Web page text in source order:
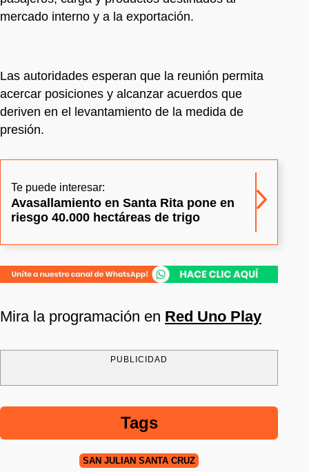
mercado interno y a la exportación.
Las autoridades esperan que la reunión permita
acercar posiciones y alcanzar acuerdos que
deriven en el levantamiento de la medida de
presión.
Te puede interesar:
Avasallamiento en Santa Rita pone en
riesgo 40.000 hectáreas de trigo
Mira la programación en Red Uno Play
PUBLICIDAD
Tags
SAN JULIÁN SANTA CRUZ